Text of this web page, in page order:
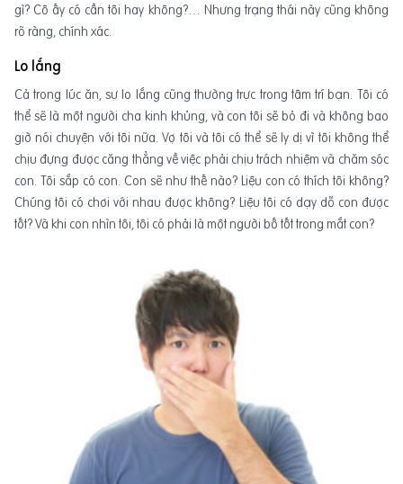
gì? Cô ấy có cần tôi hay không?… Nhưng trạng thái này cũng không
rõ ràng, chính xác.
Lo lắng
Cả trong lúc ăn, sự lo lắng cũng thường trực trong tâm trí bạn. Tôi có
thể sẽ là một người cha kinh khủng, và con tôi sẽ bỏ đi và không bao
giờ nói chuyện với tôi nữa. Vợ tôi và tôi có thể sẽ ly dị vì tôi không thể
chịu đựng được căng thẳng về việc phải chịu trách nhiệm và chăm sóc
con. Tôi sắp có con. Con sẽ như thế nào? Liệu con có thích tôi không?
Chúng tôi có chơi với nhau được không? Liệu tôi có dạy dỗ con được
tốt? Và khi con nhìn tôi, tôi có phải là một người bố tốt trong mắt con?